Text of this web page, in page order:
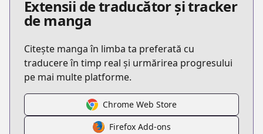
Extensii de traducător și tracker
de manga
Citește manga în limba ta preferată cu
traducere în timp real și urmărirea progresului
pe mai multe platforme.
Chrome Web Store
Firefox Add-ons